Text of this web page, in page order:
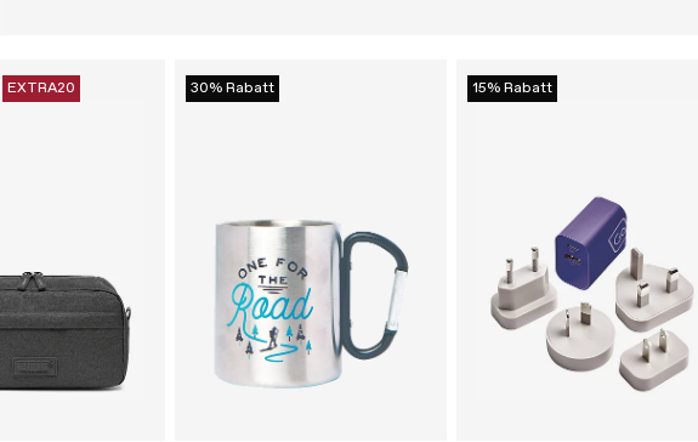
EXTRA20 30% Rabatt 15% Rabatt